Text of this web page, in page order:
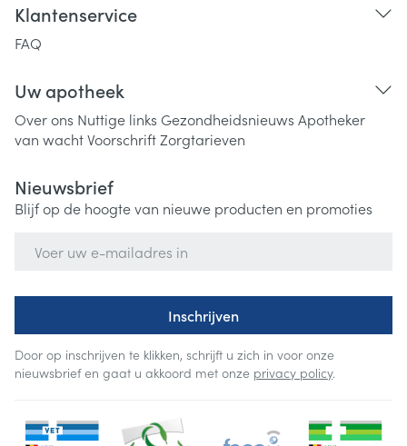
Klantenservice
FAQ
Uw apotheek
Over ons Nuttige links Gezondheidsnieuws Apotheker
van wachtVoorschriftZorgtarieven
Nieuwsbrief
Blijf op de hoogte van nieuwe producten en promoties
Inschrijven
Door op inschrijven te klikken, schrijft u zich in voor onze
nieuwsbrief en gaat u akkoord met onze privacy policy.